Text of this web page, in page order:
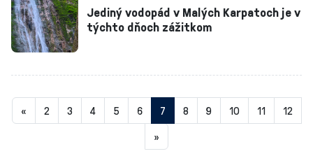
Jediný vodopád v Malých Karpatoch je v
týchto dňoch zážitkom
« 2 3 4 5 6 7Aktuálna
stránka
8 9 10 11
12
»